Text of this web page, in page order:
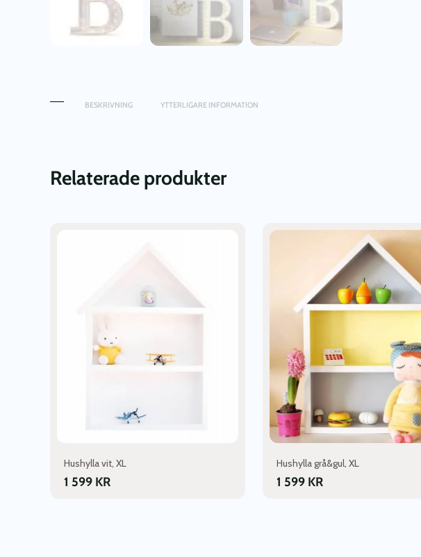
BESKRIVNING YTTERLIGARE INFORMATION
Relaterade produkter
Hushylla vit, XL
1 599 KR
Hushylla grå&gul, XL
1 599 KR